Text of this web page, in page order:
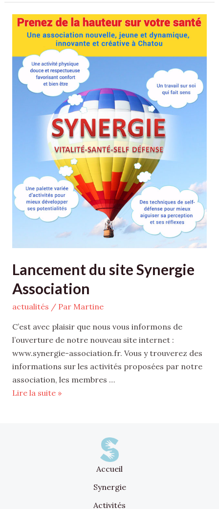
Lancement du site Synergie
Association
actualités / Par Martine
C’est avec plaisir que nous vous informons de
l’ouverture de notre nouveau site internet :
www.synergie-association.fr. Vous y trouverez des
informations sur les activités proposées par notre
association, les membres …
Lancement
Synergie
Association
Lire la suite »
Accueil
Synergie
Activités